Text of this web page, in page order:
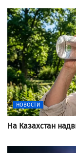
НОВОСТИ
На Казахстан